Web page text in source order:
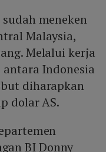
meneken
Malaysia,
Melalui kerja
Indonesia
diharapkan
dolar AS.
BI Donny